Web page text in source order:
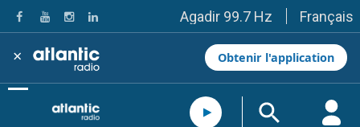
Agadir 99.7 Hz
Tanger 103.3 Hz
Tétouan 87.8 Hz
Fès 98.8 Hz
Meknès 97.2 Hz
El Jadida 97.3
Settat 104,6
Français
× Obtenir l'application